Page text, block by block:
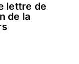
lettre de
de la